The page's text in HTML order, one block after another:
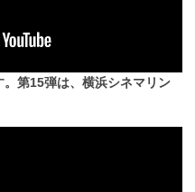
第15弾は、横浜シネマリン